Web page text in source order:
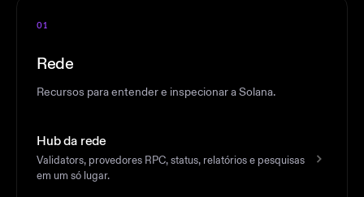
01
Rede
Recursos para entender e inspecionar a Solana.
Hub da rede
Validators, provedores RPC, status, relatórios e pesquisas
em um só lugar.